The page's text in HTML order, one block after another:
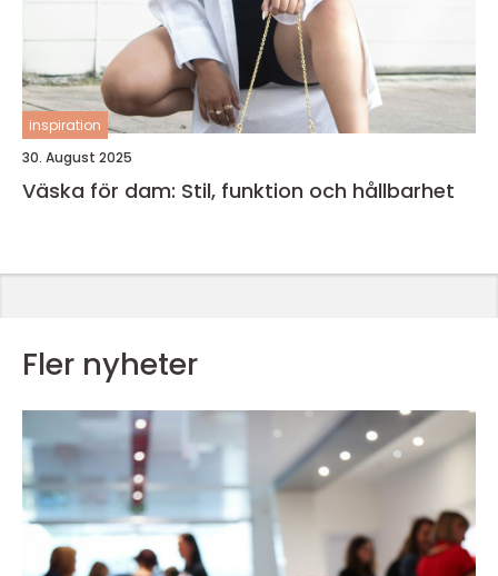
inspiration
30. August 2025
Väska för dam: Stil, funktion och hållbarhet
Fler nyheter